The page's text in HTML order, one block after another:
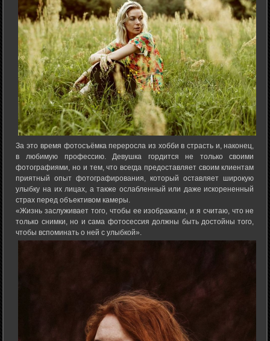
За это время фотосъёмка переросла из хобби в страсть и, наконец,
в любимую профессию. Девушка гордится не только своими
фотографиями, но и тем, что всегда предоставляет своим клиентам
приятный опыт фотографирования, который оставляет широкую
улыбку на их лицах, а также ослабленный или даже искорененный
страх перед объективом камеры.
«Жизнь заслуживает того, чтобы ее изображали, и я считаю, что не
только снимки, но и сама фотосессия должны быть достойны того,
чтобы вспоминать о ней с улыбкой».